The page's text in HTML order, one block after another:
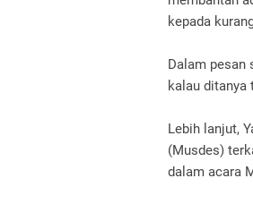
kepada
Dalam pesan
kalau ditanya
Lebih lanjut,
(Musdes)
dalam acara